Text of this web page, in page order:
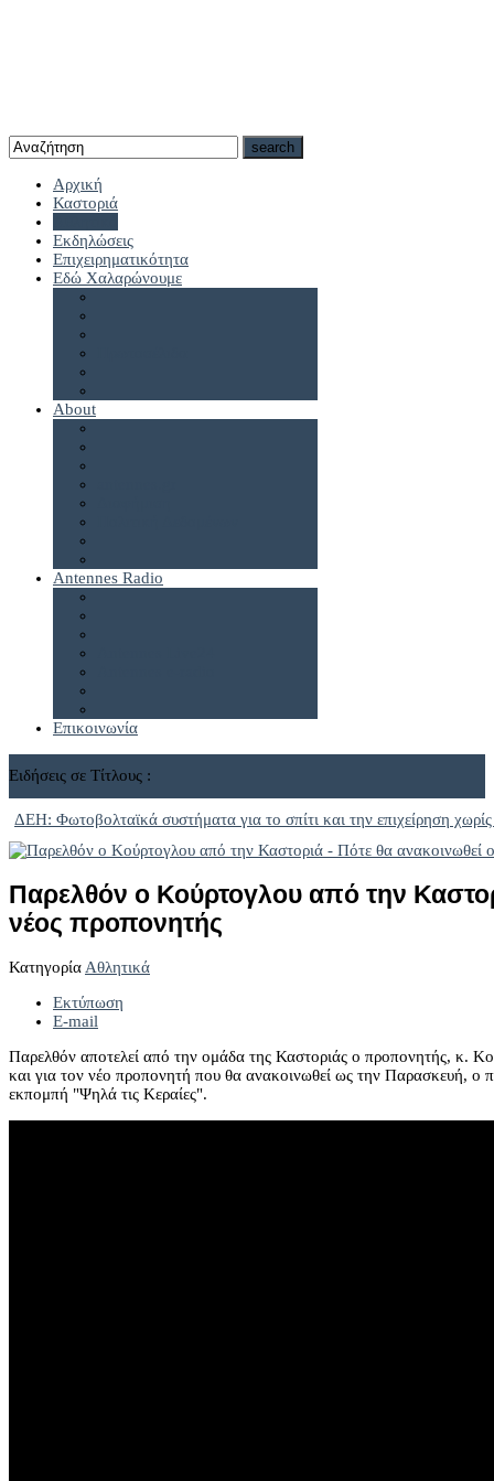
Αρχική
Καστοριά
Εκδηλώσεις
Επιχειρηματικότητα
Εδώ Χαλαρώνουμε
About
Antennes Radio
Επικοινωνία
Ειδήσεις σε Τίτλους :
ΔΕΗ: Φωτοβολταϊκά συστήματα για το σπίτι και την επιχείρηση
Παρελθόν ο Κούρτογλου από την
νέος προπονητής
ΚατηγορίαΑθλητικά
Εκτύπωση
E-mail
Παρελθόν αποτελεί από την ομάδα της Καστοριάς ο προπονητής, κ.
και για τον νέο προπονητή που θα ανακοινωθεί ως την Παρασκευή,
εκπομπή "Ψηλά τις Κεραίες".